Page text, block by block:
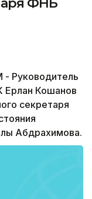
ФНБ
Руководитель
Ерлан Кошанов
секретаря
Абдрахимова.